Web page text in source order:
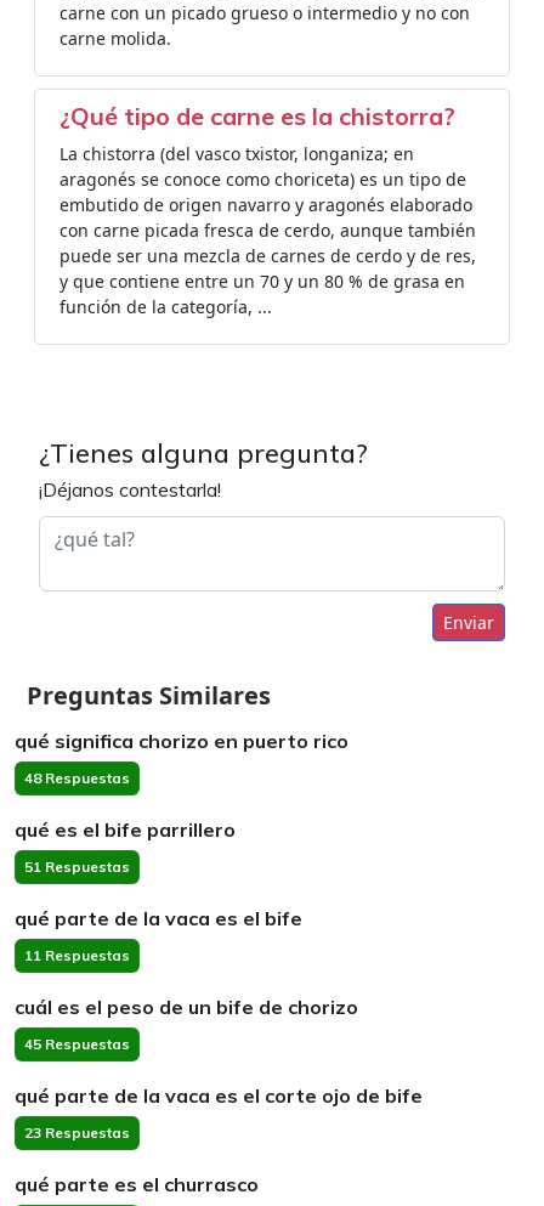
carne con un picado grueso o intermedio y no con
carne molida.
¿Qué tipo de carne es la chistorra?
La chistorra (del vasco txistor, longaniza; en
aragonés se conoce como choriceta) es un tipo de
embutido de origen navarro y aragonés elaborado
con carne picada fresca de cerdo, aunque también
puede ser una mezcla de carnes de cerdo y de res,
y que contiene entre un 70 y un 80 % de grasa en
función de la categoría, ...
¿Tienes alguna pregunta?
¡Déjanos contestarla!
Enviar
Preguntas Similares
qué significa chorizo en puerto rico
48 Respuestas
qué es el bife parrillero
51 Respuestas
qué parte de la vaca es el bife
11 Respuestas
cuál es el peso de un bife de chorizo
45 Respuestas
qué parte de la vaca es el corte ojo de bife
23 Respuestas
qué parte es el churrasco